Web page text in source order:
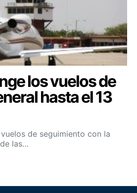
los vuelos de
hasta el 13
de seguimiento con la
las…